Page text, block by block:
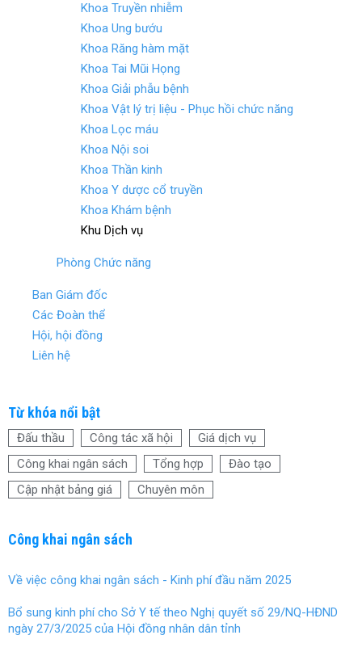
Khoa Truyền nhiễm
Khoa Ung bướu
Khoa Răng hàm mặt
Khoa Tai Mũi Họng
Khoa Giải phẫu bệnh
Khoa Vật lý trị liệu - Phục hồi chức năng
Khoa Lọc máu
Khoa Nội soi
Khoa Thần kinh
Khoa Y dược cổ truyền
Khoa Khám bệnh
Khu Dịch vụ
Phòng Chức năng
Ban Giám đốc
Các Đoàn thể
Hội, hội đồng
Liên hệ
Từ khóa nổi bật
Đấu thầu Công tác xã hội
Giá dịch vụ
Công khai ngân sách
Tổng hợp
Đào tạo
Cập nhật bảng giá
Chuyên môn
Công khai ngân sách
Về việc công khai ngân sách - Kinh phí đầu năm 2025
Bổ sung kinh phí cho Sở Y tế theo Nghị quyết số 29/NQ-HĐND
ngày 27/3/2025 của Hội đồng nhân dân tỉnh